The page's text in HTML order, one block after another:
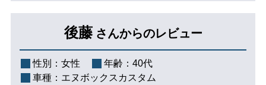
後藤 さんからのレビュー
性別： 女性 年齢： 40代
車種： エヌボックスカスタム